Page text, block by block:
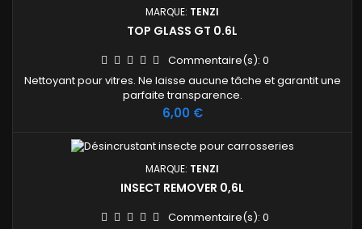
MARQUE: TENZI
TOP GLASS GT 0.6L
Commentaire(s): 0
Nettoyant pour vitres. Ne laisse aucune tâche et garantit une
parfaite transparence.
Prix
6,00 €
MARQUE: TENZI
INSECT REMOVER 0,6L
Commentaire(s): 0